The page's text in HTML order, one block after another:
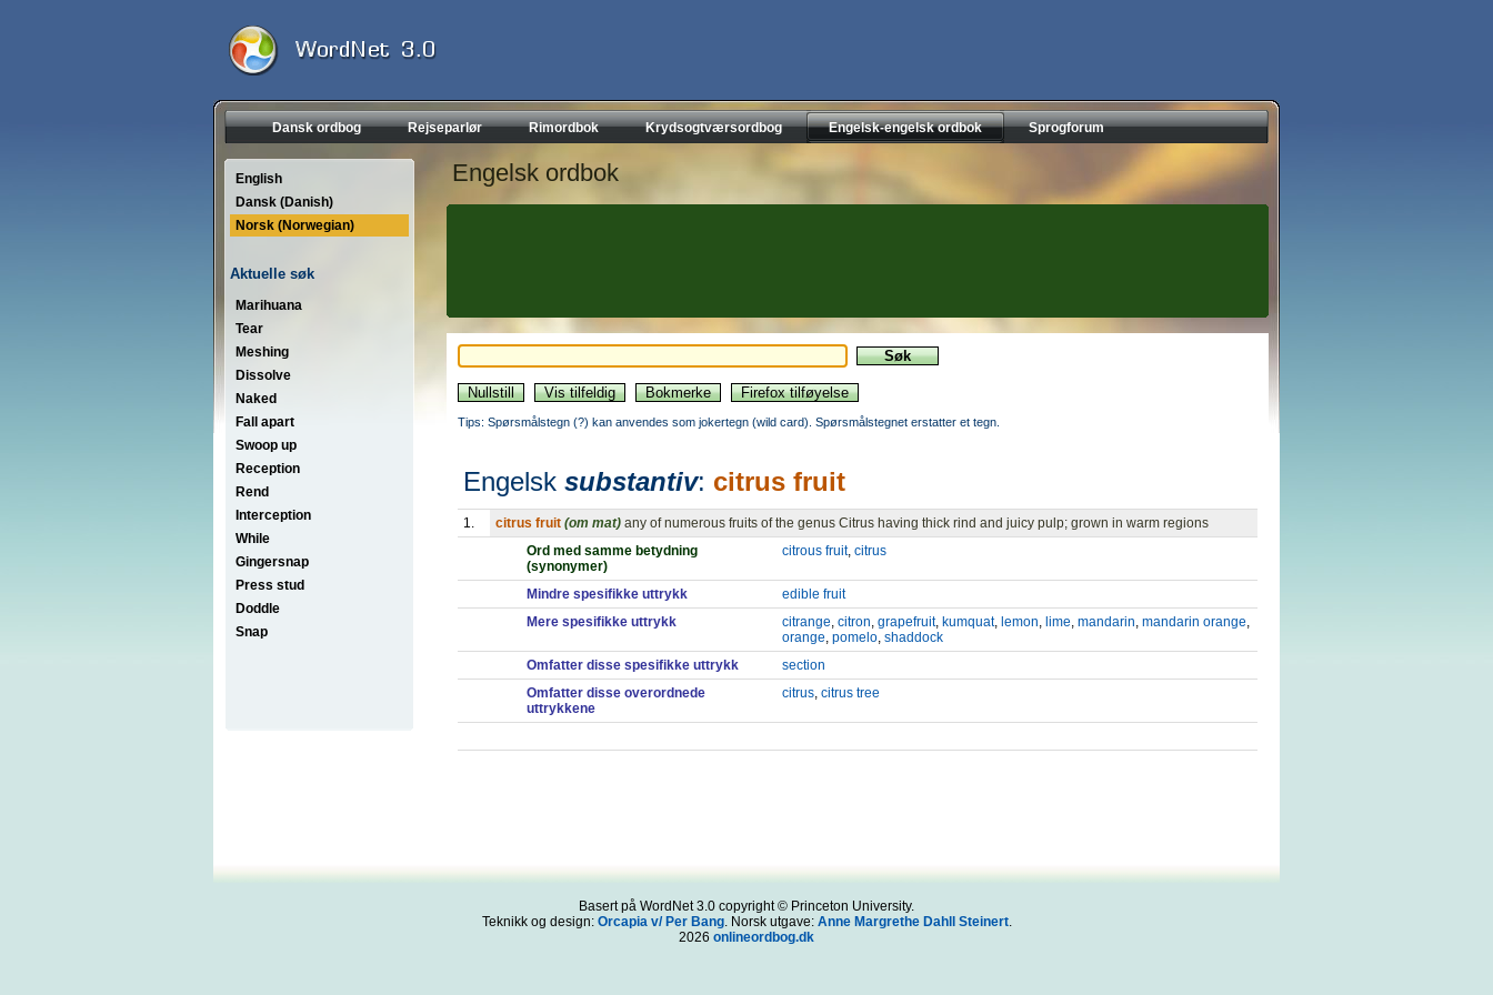
Dansk ordbog Rejseparlør Rimordbok Krydsogtværsordbog Engelsk-engelsk ordbok Sprogforum
English
Dansk (Danish)
Norsk (Norwegian)
Aktuelle søk
Marihuana
Tear
Meshing
Dissolve
Naked
Fall apart
Swoop up
Reception
Rend
Interception
While
Gingersnap
Press stud
Doddle
Snap
Engelsk ordbok
Tips: Spørsmålstegn (?) kan anvendes som jokertegn (wild card). Spørsmålstegnet erstatter et tegn.
Engelsk substantiv: citrus fruit
1. citrus fruit (om mat) any of numerous fruits of the genus Citrus having thick rind and juicy pulp; grown in warm regions
Ord med samme betydning
(synonymer)
citrous fruit, citrus
Mindre spesifikke uttrykk
edible fruit
Mere spesifikke uttrykk
citrange, citron, grapefruit, kumquat, lemon, lime, mandarin, mandarin orange,
orange, pomelo, shaddock
Omfatter disse spesifikke uttrykk
section
Omfatter disse overordnede
uttrykkene
citrus, citrus tree
Basert på WordNet 3.0 copyright © Princeton University.
Teknikk og design: Orcapia v/ Per Bang. Norsk utgave: Anne Margrethe Dahll Steinert.
2026 onlineordbog.dk